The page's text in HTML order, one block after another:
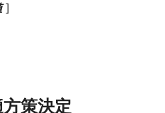
]
策決定